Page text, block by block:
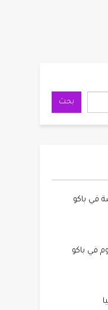
بحث
في باكو
5 نجوم في باكو